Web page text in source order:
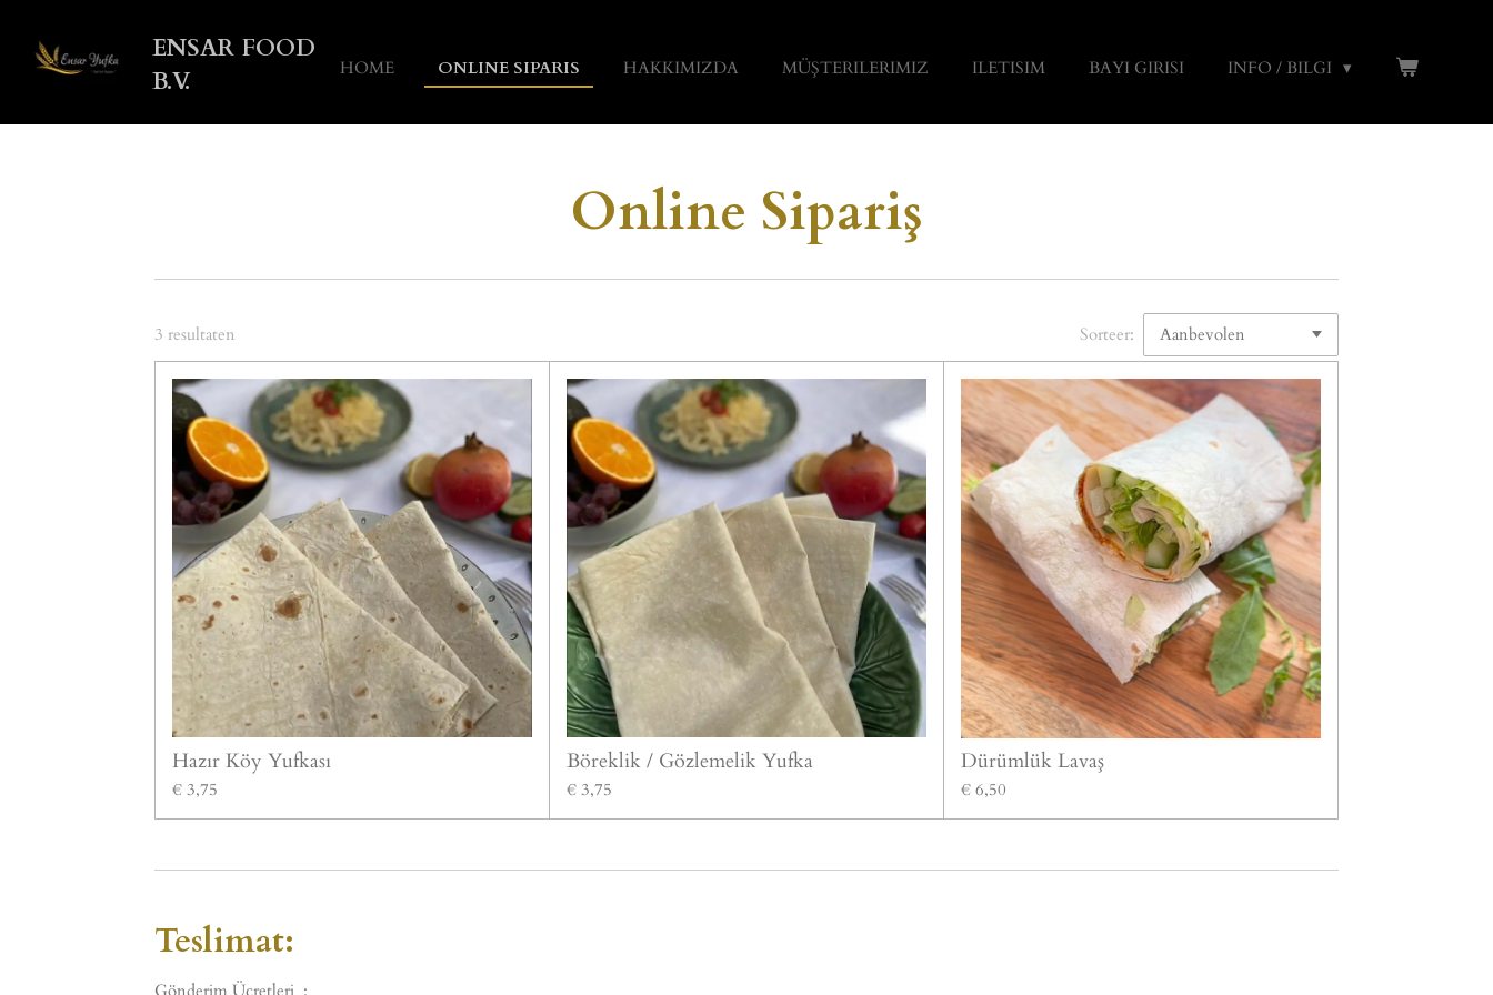
direct
naar
ENSAR FOOD
B.V.
HOME ONLINE SIPARIS HAKKIMIZDA MÜŞTERILERIMIZ ILETISIM BAYI GIRISI INFO / BILGI
Online Sipariş
3 resultaten Sorteer:
Hazır Köy Yufkası
€ 3,75
Böreklik / Gözlemelik Yufka
€ 3,75
Dürümlük Lavaş
€ 6,50
Teslimat:
Gönderim Ücretleri :